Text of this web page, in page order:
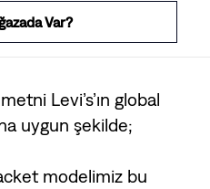
Var?
Levi’s’ın global
uygun şekilde;
modelimiz bu